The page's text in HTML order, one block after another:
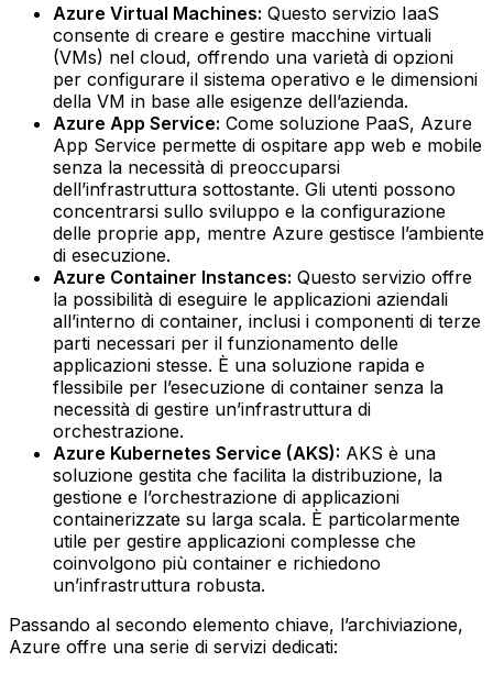
Azure Virtual Machines: Questo servizio IaaS
consente di creare e gestire macchine virtuali
(VMs) nel cloud, offrendo una varietà di opzioni
per configurare il sistema operativo e le dimensioni
della VM in base alle esigenze dell’azienda.‍
Azure App Service: Come soluzione PaaS, Azure
App Service permette di ospitare app web e mobile
senza la necessità di preoccuparsi
dell’infrastruttura sottostante. Gli utenti possono
concentrarsi sullo sviluppo e la configurazione
delle proprie app, mentre Azure gestisce l’ambiente
di esecuzione.‍
Azure Container Instances: Questo servizio offre
la possibilità di eseguire le applicazioni aziendali
all’interno di container, inclusi i componenti di terze
parti necessari per il funzionamento delle
applicazioni stesse. È una soluzione rapida e
flessibile per l’esecuzione di container senza la
necessità di gestire un’infrastruttura di
orchestrazione.‍
Azure Kubernetes Service (AKS): AKS è una
soluzione gestita che facilita la distribuzione, la
gestione e l’orchestrazione di applicazioni
containerizzate su larga scala. È particolarmente
utile per gestire applicazioni complesse che
coinvolgono più container e richiedono
un’infrastruttura robusta.
Passando al secondo elemento chiave, l’archiviazione,
Azure offre una serie di servizi dedicati: